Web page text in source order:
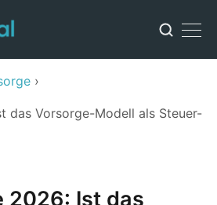
das Vorsorge-Modell als Steuer-
2026: Ist das